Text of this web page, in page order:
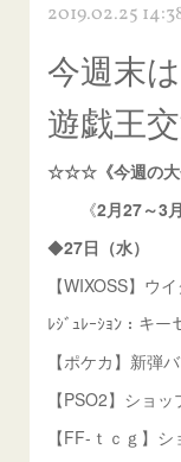
2019.02.25
今週末
遊戯王
☆☆☆《今週の
《2月27～3
◆27日（水）
【WIXOSS】ウ
ﾚｼﾞｭﾚｰｼｮﾝ：キー
【ポケカ】新弾
【PSO2】ショ
【FF-ｔｃｇ】